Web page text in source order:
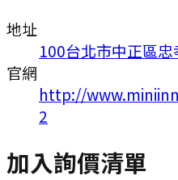
地址
100台北市中正區
官網
http://
2
加入詢價清單